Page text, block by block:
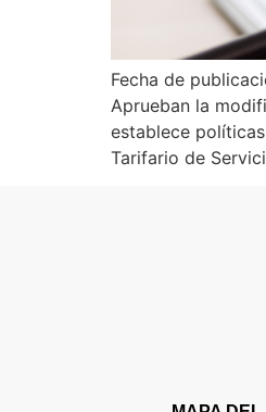
Fecha de
Aprueban la
establece políticas
Tarifario de